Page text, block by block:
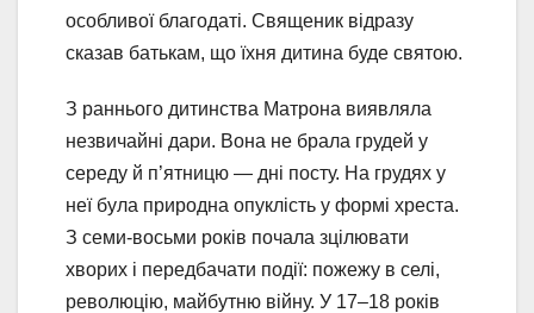
особливої благодаті. Священик відразу
сказав батькам, що їхня дитина буде святою.
З раннього дитинства Матрона виявляла
незвичайні дари. Вона не брала грудей у
середу й п’ятницю — дні посту. На грудях у
неї була природна опуклість у формі хреста.
З семи-восьми років почала зцілювати
хворих і передбачати події: пожежу в селі,
революцію, майбутню війну. У 17–18 років